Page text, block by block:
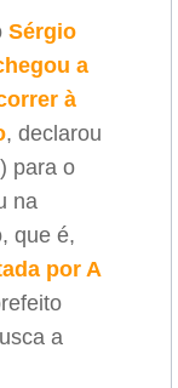
Sérgio
a
à
, declarou
para o
na
que é,
por A
a